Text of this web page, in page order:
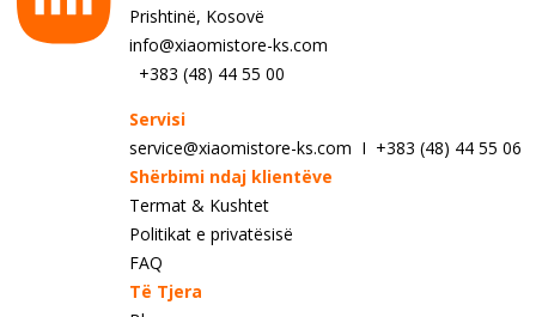
Prishtinë, Kosovë
info@xiaomistore-ks.com
+383 (48) 44 55 00
Servisi
service@xiaomistore-ks.com I +383 (48) 44 55 06
Shërbimi ndaj klientëve
Termat & Kushtet
Politikat e privatësisë
FAQ
Të Tjera